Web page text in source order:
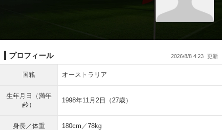
プロフィール 2026/8/8 4:23
国籍 オーストラリア
生年月日（満年
齢）
1998年11月2日（27歳）
身長／体重 180cm／78kg